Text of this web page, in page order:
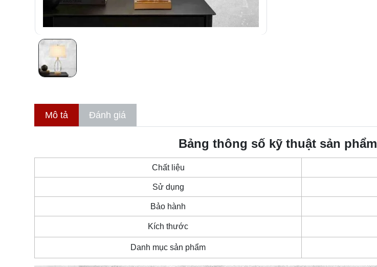
Mô tả Đánh giá
Bảng thông số kỹ thuật sản phẩm
Chất liệu
Sử dụng
Bảo hành
Kích thước
Danh mục sản phẩm